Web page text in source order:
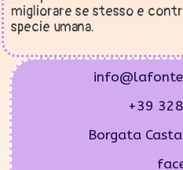
migliorare se stesso e
specie umana.
+39
Borgata